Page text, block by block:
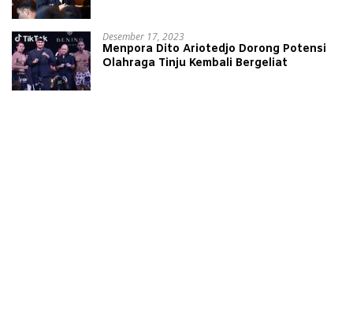
Desember 17, 2023
Menpora Dito Ariotedjo Dorong Potensi
Olahraga Tinju Kembali Bergeliat